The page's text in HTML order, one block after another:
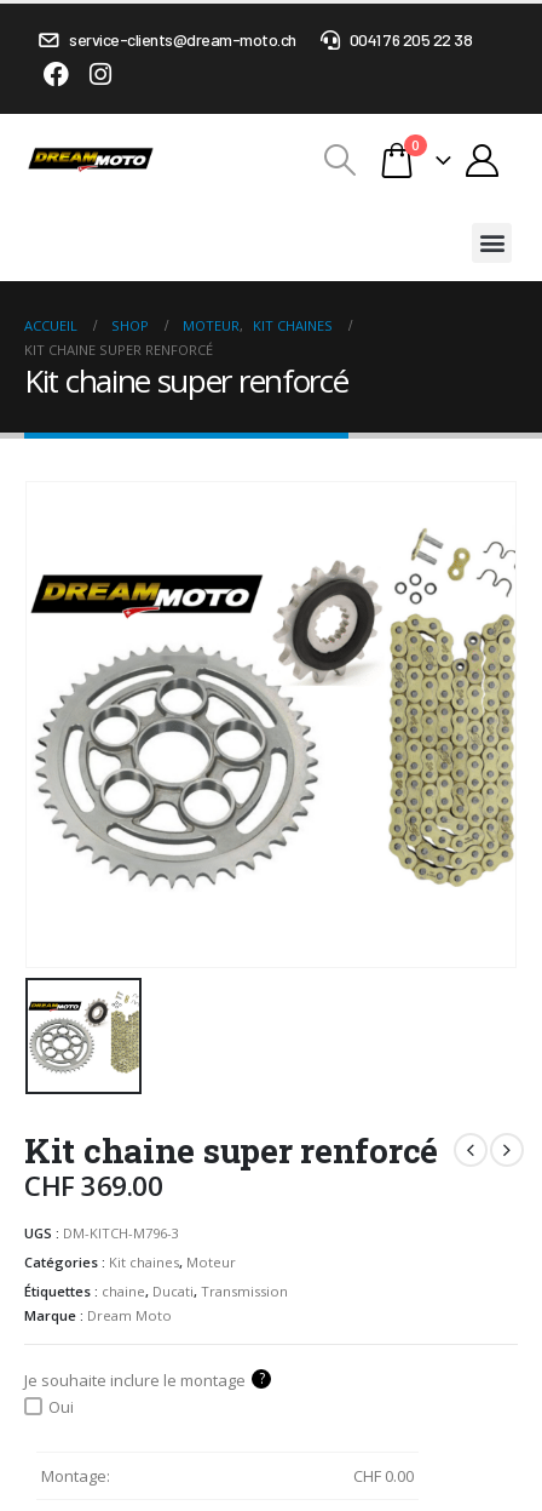
service-clients@dream-moto.ch 0041 76 205 22 38
0
ACCUEIL SHOP MOTEUR,
KIT CHAINES
KIT CHAINE SUPER RENFORCÉ
Kit chaine super renforcé
Kit chaine super renforcé
CHF369.00
UGS : DM-KITCH-M796-3
Catégories : Kit chaines, Moteur
Étiquettes : chaine, Ducati, Transmission
Marque : Dream Moto
Je souhaite inclure le montage ?
Oui
Montage: CHF 0.00